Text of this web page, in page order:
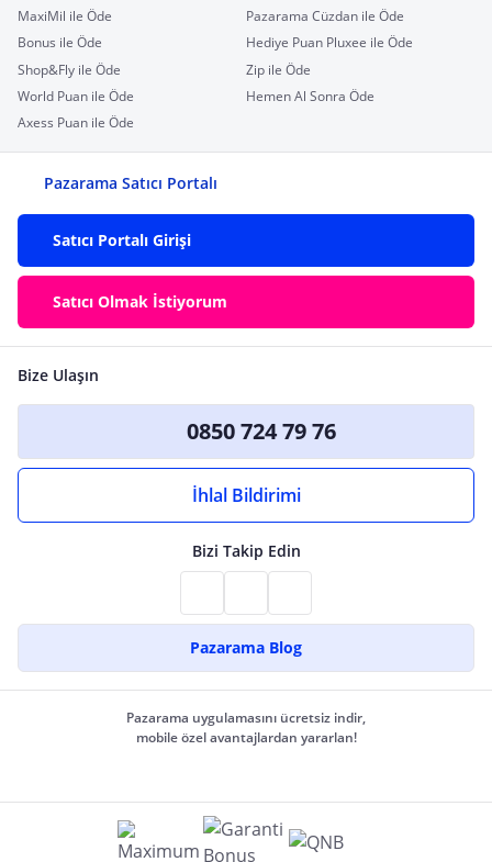
MaxiMil ile Öde
Pazarama Cüzdan ile Öde
Bonus ile Öde
Hediye Puan Pluxee ile Öde
Shop&Fly ile Öde
Zip ile Öde
World Puan ile Öde
Hemen Al Sonra Öde
Axess Puan ile Öde
Pazarama Satıcı Portalı
Satıcı Portalı Girişi
Satıcı Olmak İstiyorum
Bize Ulaşın
0850 724 79 76
İhlal Bildirimi
Bizi Takip Edin
Pazarama Blog
Pazarama uygulamasını ücretsiz indir,
mobile özel avantajlardan yararlan!